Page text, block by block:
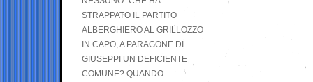
STRAPPATO IL PARTITO
ALBERGHIERO AL GRILLOZZO
IN CAPO, A PARAGONE DI
GIUSEPPI UN DEFICIENTE
COMUNE? QUANDO